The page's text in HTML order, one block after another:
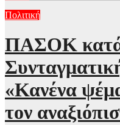
Πολιτική
ΠΑΣΟΚ κατά
«Κανένα
τον